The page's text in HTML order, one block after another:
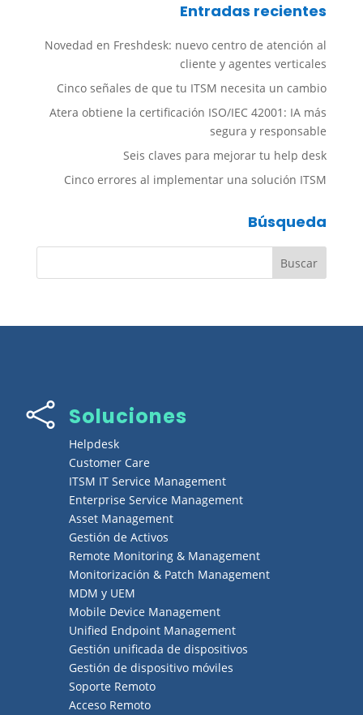
Entradas recientes
Novedad en Freshdesk: nuevo centro de atención al
cliente y agentes verticales
Cinco señales de que tu ITSM necesita un cambio
Atera obtiene la certificación ISO/IEC 42001: IA más
segura y responsable
Seis claves para mejorar tu help desk
Cinco errores al implementar una solución ITSM
Búsqueda
 Soluciones
Helpdesk
Customer Care
ITSM IT Service Management
Enterprise Service Management
Asset Management
Gestión de Activos
Remote Monitoring & Management
Monitorización & Patch Management
MDM y UEM
Mobile Device Management
Unified Endpoint Management
Gestión unificada de dispositivos
Gestión de dispositivo móviles
Soporte Remoto
Acceso Remoto